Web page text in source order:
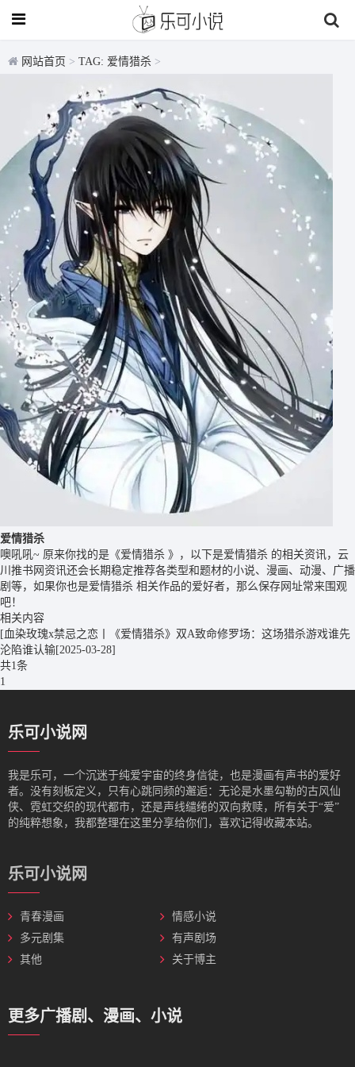
网站首页 > TAG: 爱情猎杀 >
爱情猎杀
噢吼吼~ 原来你找的是《爱情猎杀 》，以下是爱情猎杀 的相关资讯，云
川推书网资讯还会长期稳定推荐各类型和题材的小说、漫画、动漫、广播
剧等，如果你也是爱情猎杀 相关作品的爱好者，那么保存网址常来围观
吧！
相关内容
[血染玫瑰x禁忌之恋丨《爱情猎杀》双A致命修罗场：这场猎杀游戏谁先
沦陷谁认输[2025-03-28]
共1条
1
乐可小说网
我是‌乐可，一个沉迷于纯爱宇宙的终身信徒，也是漫画有声书的爱好
者。没有刻板定义，只有心跳同频的邂逅：无论是水墨勾勒的古风仙
侠、霓虹交织的现代都市，还是声线缱绻的双向救赎，所有关于“爱”
的纯粹想象，我都整理在这里分享给你们，喜欢记得收藏本站。
乐可小说网
青春漫画
情感小说
多元剧集
有声剧场
其他
关于博主
更多广播剧、漫画、小说